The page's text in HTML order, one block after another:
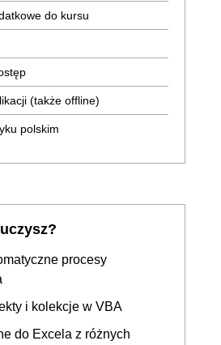
do kursu
(także offline)
polskim
procesy
i kolekcje w VBA
do Excela z różnych